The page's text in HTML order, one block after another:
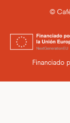
©
Financiado